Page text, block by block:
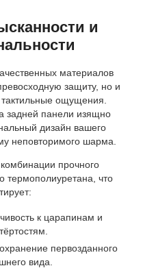
и
материалов
защиту, но и
ощущения.
задней панели изящно
дизайн вашего
неповторимого шарма.
прочного
термополиуретана, что
к царапинам и
первозданного
вида.